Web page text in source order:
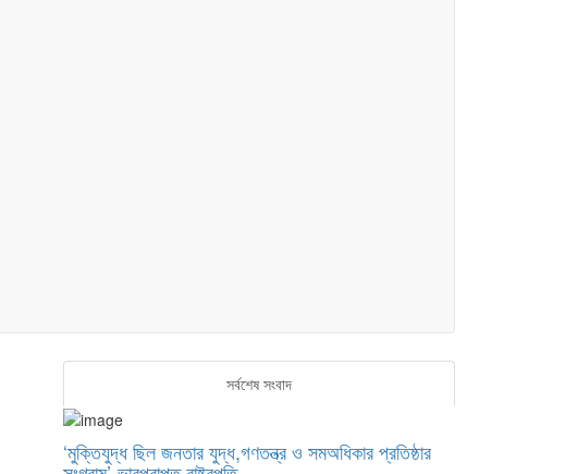
সর্বশেষ সংবাদ
‘মুক্তিযুদ্ধ ছিল জনতার যুদ্ধ,গণতন্ত্র ও সমঅধিকার প্রতিষ্ঠার